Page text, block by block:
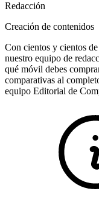
Redacción
Creación de contenidos
Con cientos y cientos
nuestro equipo de
qué móvil debes
comparativas al
equipo Editorial de